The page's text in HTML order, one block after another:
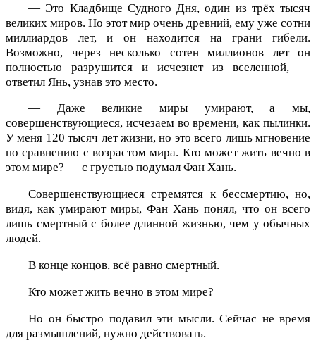
— Это Кладбище Судного Дня, один из трёх тысяч
великих миров. Но этот мир очень древний, ему уже сотни
миллиардов лет, и он находится на грани гибели.
Возможно, через несколько сотен миллионов лет он
полностью разрушится и исчезнет из вселенной, —
ответил Янь, узнав это место.
— Даже великие миры умирают, а мы,
совершенствующиеся, исчезаем во времени, как пылинки.
У меня 120 тысяч лет жизни, но это всего лишь мгновение
по сравнению с возрастом мира. Кто может жить вечно в
этом мире? — с грустью подумал Фан Хань.
Совершенствующиеся стремятся к бессмертию, но,
видя, как умирают миры, Фан Хань понял, что он всего
лишь смертный с более длинной жизнью, чем у обычных
людей.
В конце концов, всё равно смертный.
Кто может жить вечно в этом мире?
Но он быстро подавил эти мысли. Сейчас не время
для размышлений, нужно действовать.